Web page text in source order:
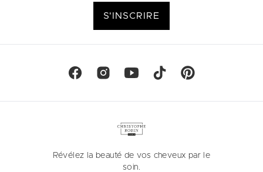
S'INSCRIRE
Révélez la beauté de vos cheveux par le
soin.